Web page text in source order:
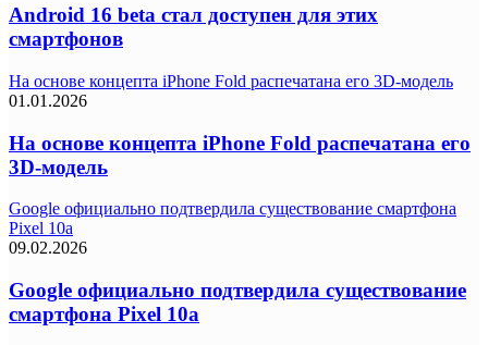
Android 16 beta стал доступен для этих
смартфонов
На основе концепта iPhone Fold распечатана его 3D-модель
01.01.2026
На основе концепта iPhone Fold распечатана его
3D-модель
Google официально подтвердила существование смартфона
Pixel 10a
09.02.2026
Google официально подтвердила существование
смартфона Pixel 10a